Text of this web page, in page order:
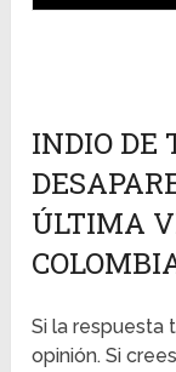
INDIO DE
ÚLTIMA
Si la respuesta
opinión. Si